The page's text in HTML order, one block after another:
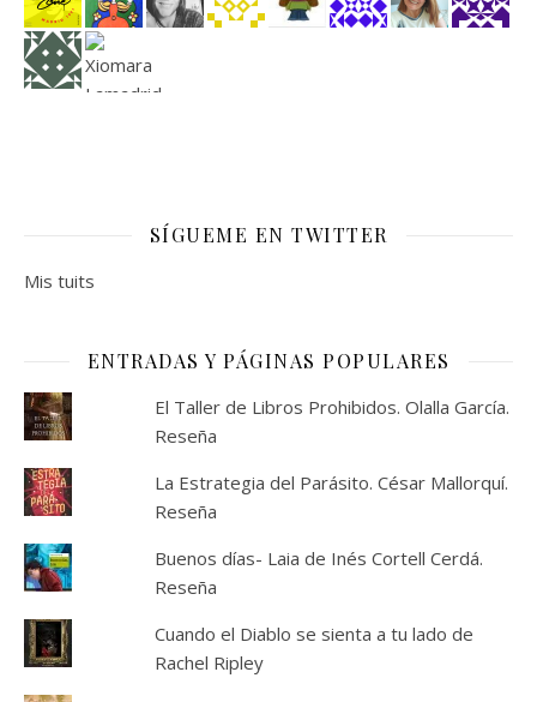
SÍGUEME EN TWITTER
Mis tuits
ENTRADAS Y PÁGINAS POPULARES
El Taller de Libros Prohibidos. Olalla García.
Reseña
La Estrategia del Parásito. César Mallorquí.
Reseña
Buenos días- Laia de Inés Cortell Cerdá.
Reseña
Cuando el Diablo se sienta a tu lado de
Rachel Ripley